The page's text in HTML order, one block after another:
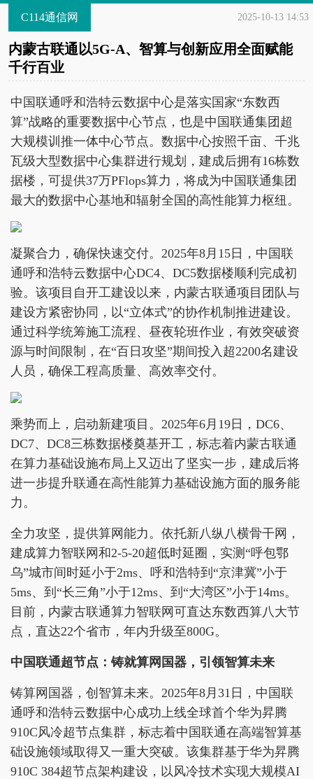
C114通信网 2025-10-13 14:53
内蒙古联通以5G-A、智算与创新应用全面赋能
千行百业
中国联通呼和浩特云数据中心是落实国家“东数西
算”战略的重要数据中心节点，也是中国联通集团超
大规模训推一体中心节点。数据中心按照千亩、千兆
瓦级大型数据中心集群进行规划，建成后拥有16栋数
据楼，可提供37万PFlops算力，将成为中国联通集团
最大的数据中心基地和辐射全国的高性能算力枢纽。
凝聚合力，确保快速交付。2025年8月15日，中国联
通呼和浩特云数据中心DC4、DC5数据楼顺利完成初
验。该项目自开工建设以来，内蒙古联通项目团队与
建设方紧密协同，以“立体式”的协作机制推进建设。
通过科学统筹施工流程、昼夜轮班作业，有效突破资
源与时间限制，在“百日攻坚”期间投入超2200名建设
人员，确保工程高质量、高效率交付。
乘势而上，启动新建项目。2025年6月19日，DC6、
DC7、DC8三栋数据楼奠基开工，标志着内蒙古联通
在算力基础设施布局上又迈出了坚实一步，建成后将
进一步提升联通在高性能算力基础设施方面的服务能
力。
全力攻坚，提供算网能力。依托新八纵八横骨干网，
建成算力智联网和2-5-20超低时延圈，实测“呼包鄂
乌”城市间时延小于2ms、呼和浩特到“京津冀”小于
5ms、到“长三角”小于12ms、到“大湾区”小于14ms。
目前，内蒙古联通算力智联网可直达东数西算八大节
点，直达22个省市，年内升级至800G。
中国联通超节点：铸就算网国器，引领智算未来
铸算网国器，创智算未来。2025年8月31日，中国联
通呼和浩特云数据中心成功上线全球首个华为昇腾
910C风冷超节点集群，标志着中国联通在高端智算基
础设施领域取得又一重大突破。该集群基于华为昇腾
910C 384超节点架构建设，以风冷技术实现大规模AI